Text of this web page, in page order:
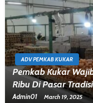
ADV PEMKAB KUKAR
Pemkab Kukar
Ribu Di Pasar
Admin01 March 19, 2025